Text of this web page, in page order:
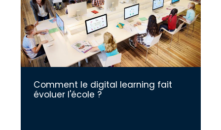
Comment le digital learning fait
évoluer l'école ?